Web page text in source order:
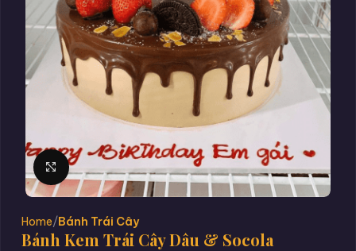
Click to enlarge
Home Bánh Trái Cây
Bánh Kem Trái Cây Dâu & Socola